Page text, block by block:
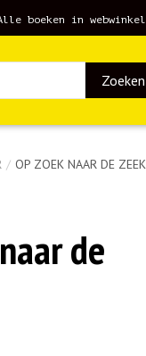
boeken in webwinkel
Zoeken
/ OP ZOEK NAAR DE
de